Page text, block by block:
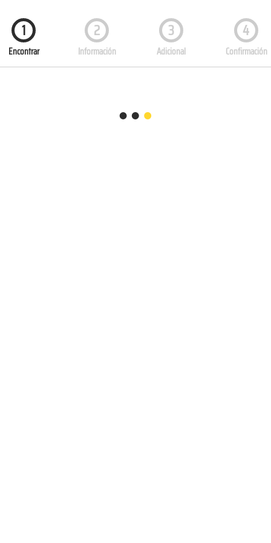
1
Encontrar
2
Información
3
Adicional
4
Confirmación